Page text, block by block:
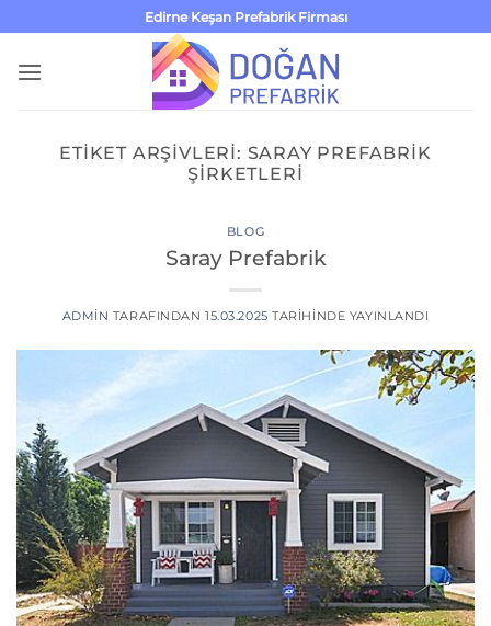
atla
Edirne Keşan Prefabrik Firması
ETIKET ARŞIVLERI: SARAY PREFABRIK
ŞIRKETLERI
BLOG
Saray Prefabrik
ADMIN TARAFINDAN 15.03.2025 TARIHINDE YAYINLANDI